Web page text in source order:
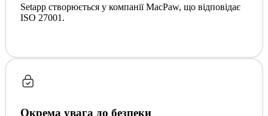
Setapp створюється у компанії MacPaw, що відповідає
ISO 27001.
Окрема увага до безпеки